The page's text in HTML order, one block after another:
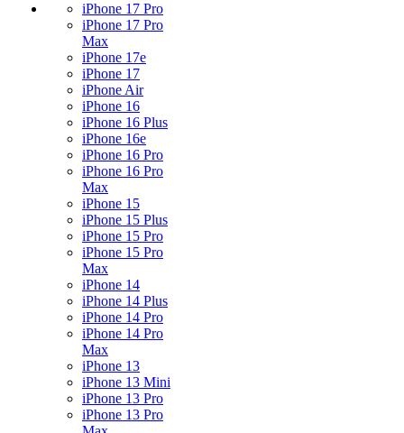
iPhone 17 Pro
iPhone 17 Pro
Max
iPhone 17e
iPhone 17
iPhone Air
iPhone 16
iPhone 16 Plus
iPhone 16e
iPhone 16 Pro
iPhone 16 Pro
Max
iPhone 15
iPhone 15 Plus
iPhone 15 Pro
iPhone 15 Pro
Max
iPhone 14
iPhone 14 Plus
iPhone 14 Pro
iPhone 14 Pro
Max
iPhone 13
iPhone 13 Mini
iPhone 13 Pro
iPhone 13 Pro